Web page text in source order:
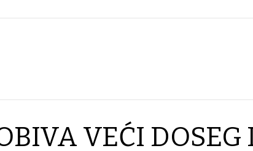
VEĆI DOSEG